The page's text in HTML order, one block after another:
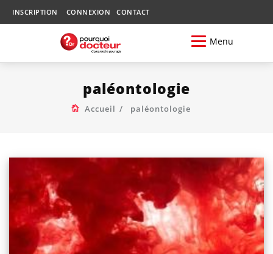
INSCRIPTION CONNEXION CONTACT
Menu
paléontologie
Accueil paléontologie